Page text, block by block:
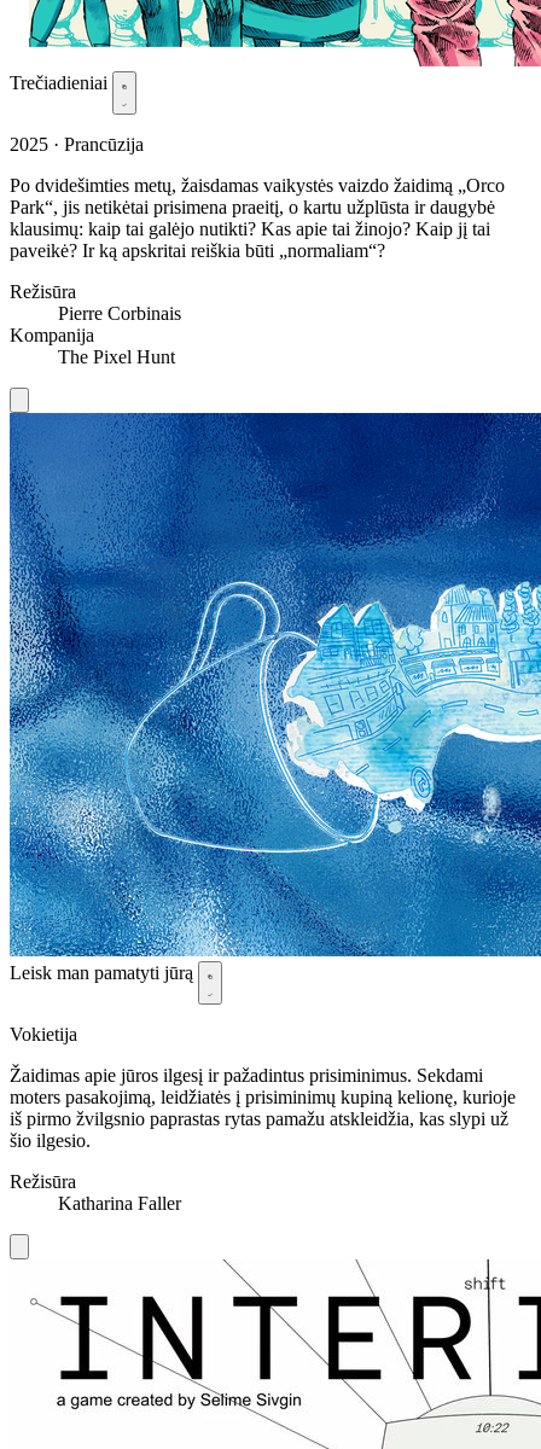
Trečiadieniai
2025 · Prancūzija
Po dvidešimties metų, žaisdamas vaikystės vaizdo žaidimą „Orco
Park“, jis netikėtai prisimena praeitį, o kartu užplūsta ir daugybė
klausimų: kaip tai galėjo nutikti? Kas apie tai žinojo? Kaip jį tai
paveikė? Ir ką apskritai reiškia būti „normaliam“?
Režisūra
Pierre Corbinais
Kompanija
The Pixel Hunt
Leisk man pamatyti jūrą
Vokietija
Žaidimas apie jūros ilgesį ir pažadintus prisiminimus. Sekdami
moters pasakojimą, leidžiatės į prisiminimų kupiną kelionę, kurioje
iš pirmo žvilgsnio paprastas rytas pamažu atskleidžia, kas slypi už
šio ilgesio.
Režisūra
Katharina Faller